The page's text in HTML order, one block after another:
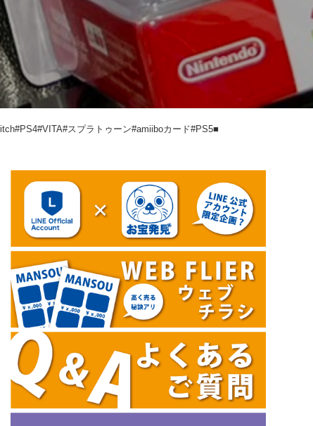
スプラトゥーン#amiiboカード#PS5■